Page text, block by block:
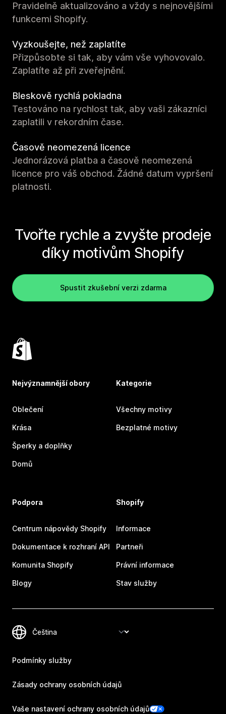
Pravidelně aktualizováno a vždy s nejnovějšími
funkcemi Shopify.
Vyzkoušejte, než zaplatíte
Přizpůsobte si tak, aby vám vše vyhovovalo.
Zaplatíte až při zveřejnění.
Bleskově rychlá pokladna
Testováno na rychlost tak, aby vaši zákazníci
zaplatili v rekordním čase.
Časově neomezená licence
Jednorázová platba a časově neomezená
licence pro váš obchod. Žádné datum vypršení
platnosti.
Tvořte rychle a zvyšte prodeje
díky motivům Shopify
Spustit zkušební verzi zdarma
Nejvýznamnější obory
Oblečení
Krása
Šperky a doplňky
Domů
Kategorie
Všechny motivy
Bezplatné motivy
Podpora
Centrum nápovědy Shopify
Dokumentace k rozhraní API
Komunita Shopify
Blogy
Shopify
Informace
Partneři
Právní informace
Stav služby
Podmínky služby
Zásady ochrany osobních údajů
Vaše nastavení ochrany osobních údajů